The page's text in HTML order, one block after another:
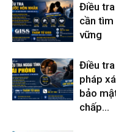
thám
Điều
cần tìm
vững
Điều
pháp
bảo
chấp...